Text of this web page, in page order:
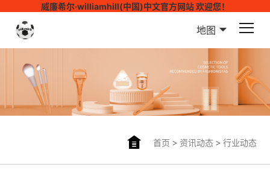
威廉希尔·williamhill(中国)中文官方网站 欢迎您！
地图
首页 > 资讯动态> 行业动态